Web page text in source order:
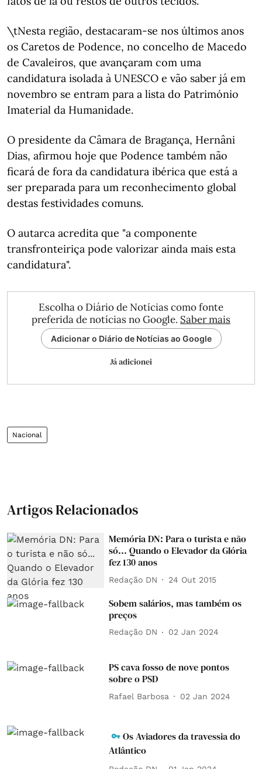
\tNesta região, destacaram-se nos últimos anos
os Caretos de Podence, no concelho de Macedo
de Cavaleiros, que avançaram com uma
candidatura isolada à UNESCO e vão saber já em
novembro se entram para a lista do Património
Imaterial da Humanidade.
O presidente da Câmara de Bragança, Hernâni
Dias, afirmou hoje que Podence também não
ficará de fora da candidatura ibérica que está a
ser preparada para um reconhecimento global
destas festividades comuns.
O autarca acredita que "a componente
transfronteiriça pode valorizar ainda mais esta
candidatura".
Escolha o Diário de Notícias como fonte
preferida de notícias no Google. Saber mais
Adicionar o Diário de Notícias ao Google
Já adicionei
Nacional
Artigos Relacionados
Memória DN: Para o turista e não
só... Quando o Elevador da Glória
fez 130 anos
Redação DN 24 Out 2015
Sobem salários, mas também os
preços
Redação DN 02 Jan 2024
PS cava fosso de nove pontos
sobre o PSD
Rafael Barbosa 02 Jan 2024
Os Aviadores da travessia do
Atlântico